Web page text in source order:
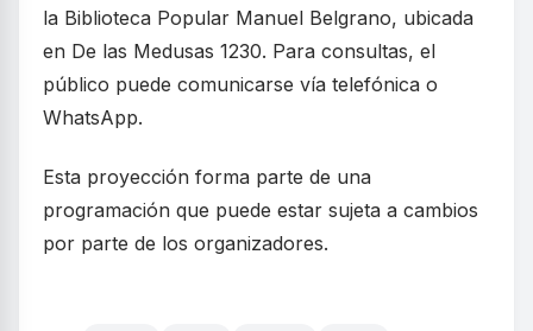
la Biblioteca Popular Manuel Belgrano, ubicada
en De las Medusas 1230. Para consultas, el
público puede comunicarse vía telefónica o
WhatsApp.
Esta proyección forma parte de una
programación que puede estar sujeta a cambios
por parte de los organizadores.